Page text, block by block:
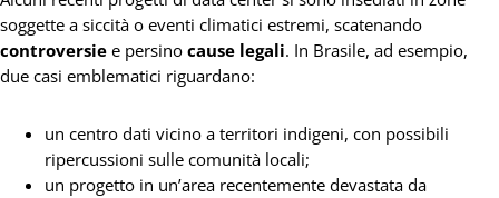
soggette a siccità o eventi climatici estremi, scatenando
controversie e persino cause legali. In Brasile, ad esempio,
due casi emblematici riguardano:
un centro dati vicino a territori indigeni, con possibili
ripercussioni sulle comunità locali;
un progetto in un’area recentemente devastata da